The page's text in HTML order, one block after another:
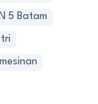
5 Batam